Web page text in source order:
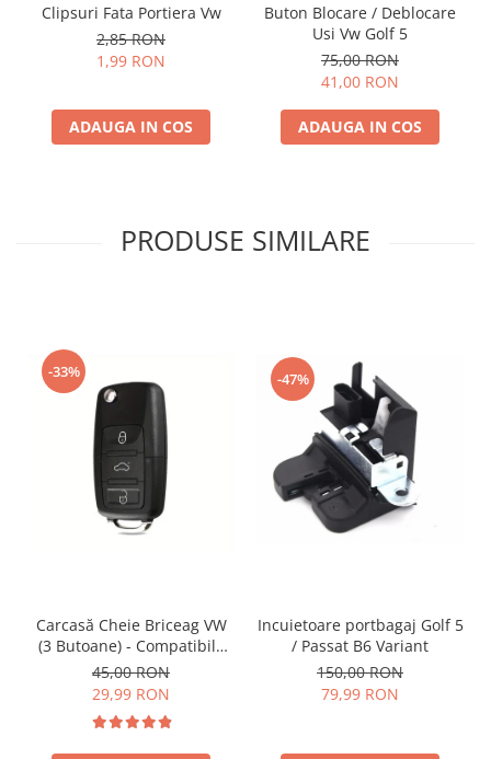
Clipsuri Fata Portiera Vw
2,85 RON
1,99 RON
ADAUGA IN COS
Buton Blocare / Deblocare
Usi Vw Golf 5
75,00 RON
41,00 RON
ADAUGA IN COS
PRODUSE SIMILARE
-33%
Carcasă Cheie Briceag VW
(3 Butoane) - Compatibilă
Golf 5, Jetta, Touran etc
45,00 RON
29,99 RON
-47%
Incuietoare portbagaj Golf 5
/ Passat B6 Variant
150,00 RON
79,99 RON